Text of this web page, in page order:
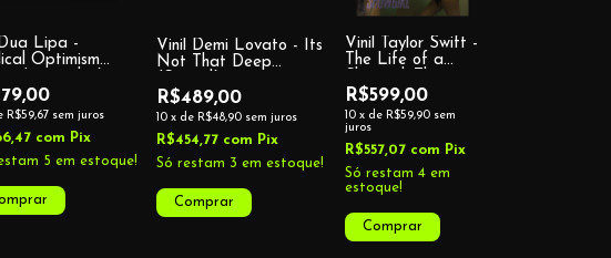
Lipa -
Optimism
R$59,67 sem juros
com Pix
5 em estoque!
Vinil Demi Lovato - Its
Not That Deep
R$489,00
10 x de R$48,90 sem juros
R$454,77 com Pix
Só restam 3 em estoque!
Vinil Taylor Swift -
The Life of a
Shiny Bug Edition
(Violet Shimmer
Marbled Vinyl)
R$599,00
10 x de R$59,90 sem
juros
R$557,07 com Pix
Só restam4 em
estoque!